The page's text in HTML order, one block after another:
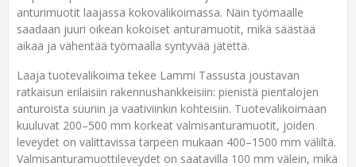
anturimuotit laajassa kokovalikoimassa. Näin työmaalle
saadaan juuri oikean kokoiset anturamuotit, mikä säästää
aikaa ja vähentää työmaalla syntyvää jätettä.
Laaja tuotevalikoima tekee Lammi Tassusta joustavan
ratkaisun erilaisiin rakennushankkeisiin: pienistä pientalojen
anturoista suuriin ja vaativiinkin kohteisiin. Tuotevalikoimaan
kuuluvat 200–500 mm korkeat valmisanturamuotit, joiden
leveydet on valittavissa tarpeen mukaan 400–1500 mm väliltä.
Valmisanturamuottileveydet on saatavilla 100 mm välein, mikä